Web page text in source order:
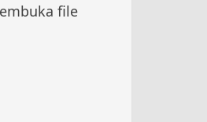
file